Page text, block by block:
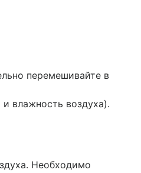
перемешивайте в
влажность воздуха).
Необходимо